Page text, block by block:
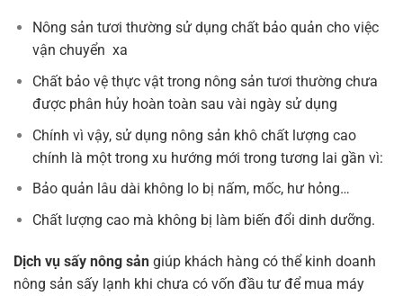
Nông sản tươi thường sử dụng chất bảo quản cho việc
vận chuyển xa
Chất bảo vệ thực vật trong nông sản tươi thường chưa
được phân hủy hoàn toàn sau vài ngày sử dụng
Chính vì vậy, sử dụng nông sản khô chất lượng cao
chính là một trong xu hướng mới trong tương lai gần vì:
Bảo quản lâu dài không lo bị nấm, mốc, hư hỏng…
Chất lượng cao mà không bị làm biến đổi dinh dưỡng.
Dịch vụ sấy nông sản giúp khách hàng có thể kinh doanh
nông sản sấy lạnh khi chưa có vốn đầu tư để mua máy